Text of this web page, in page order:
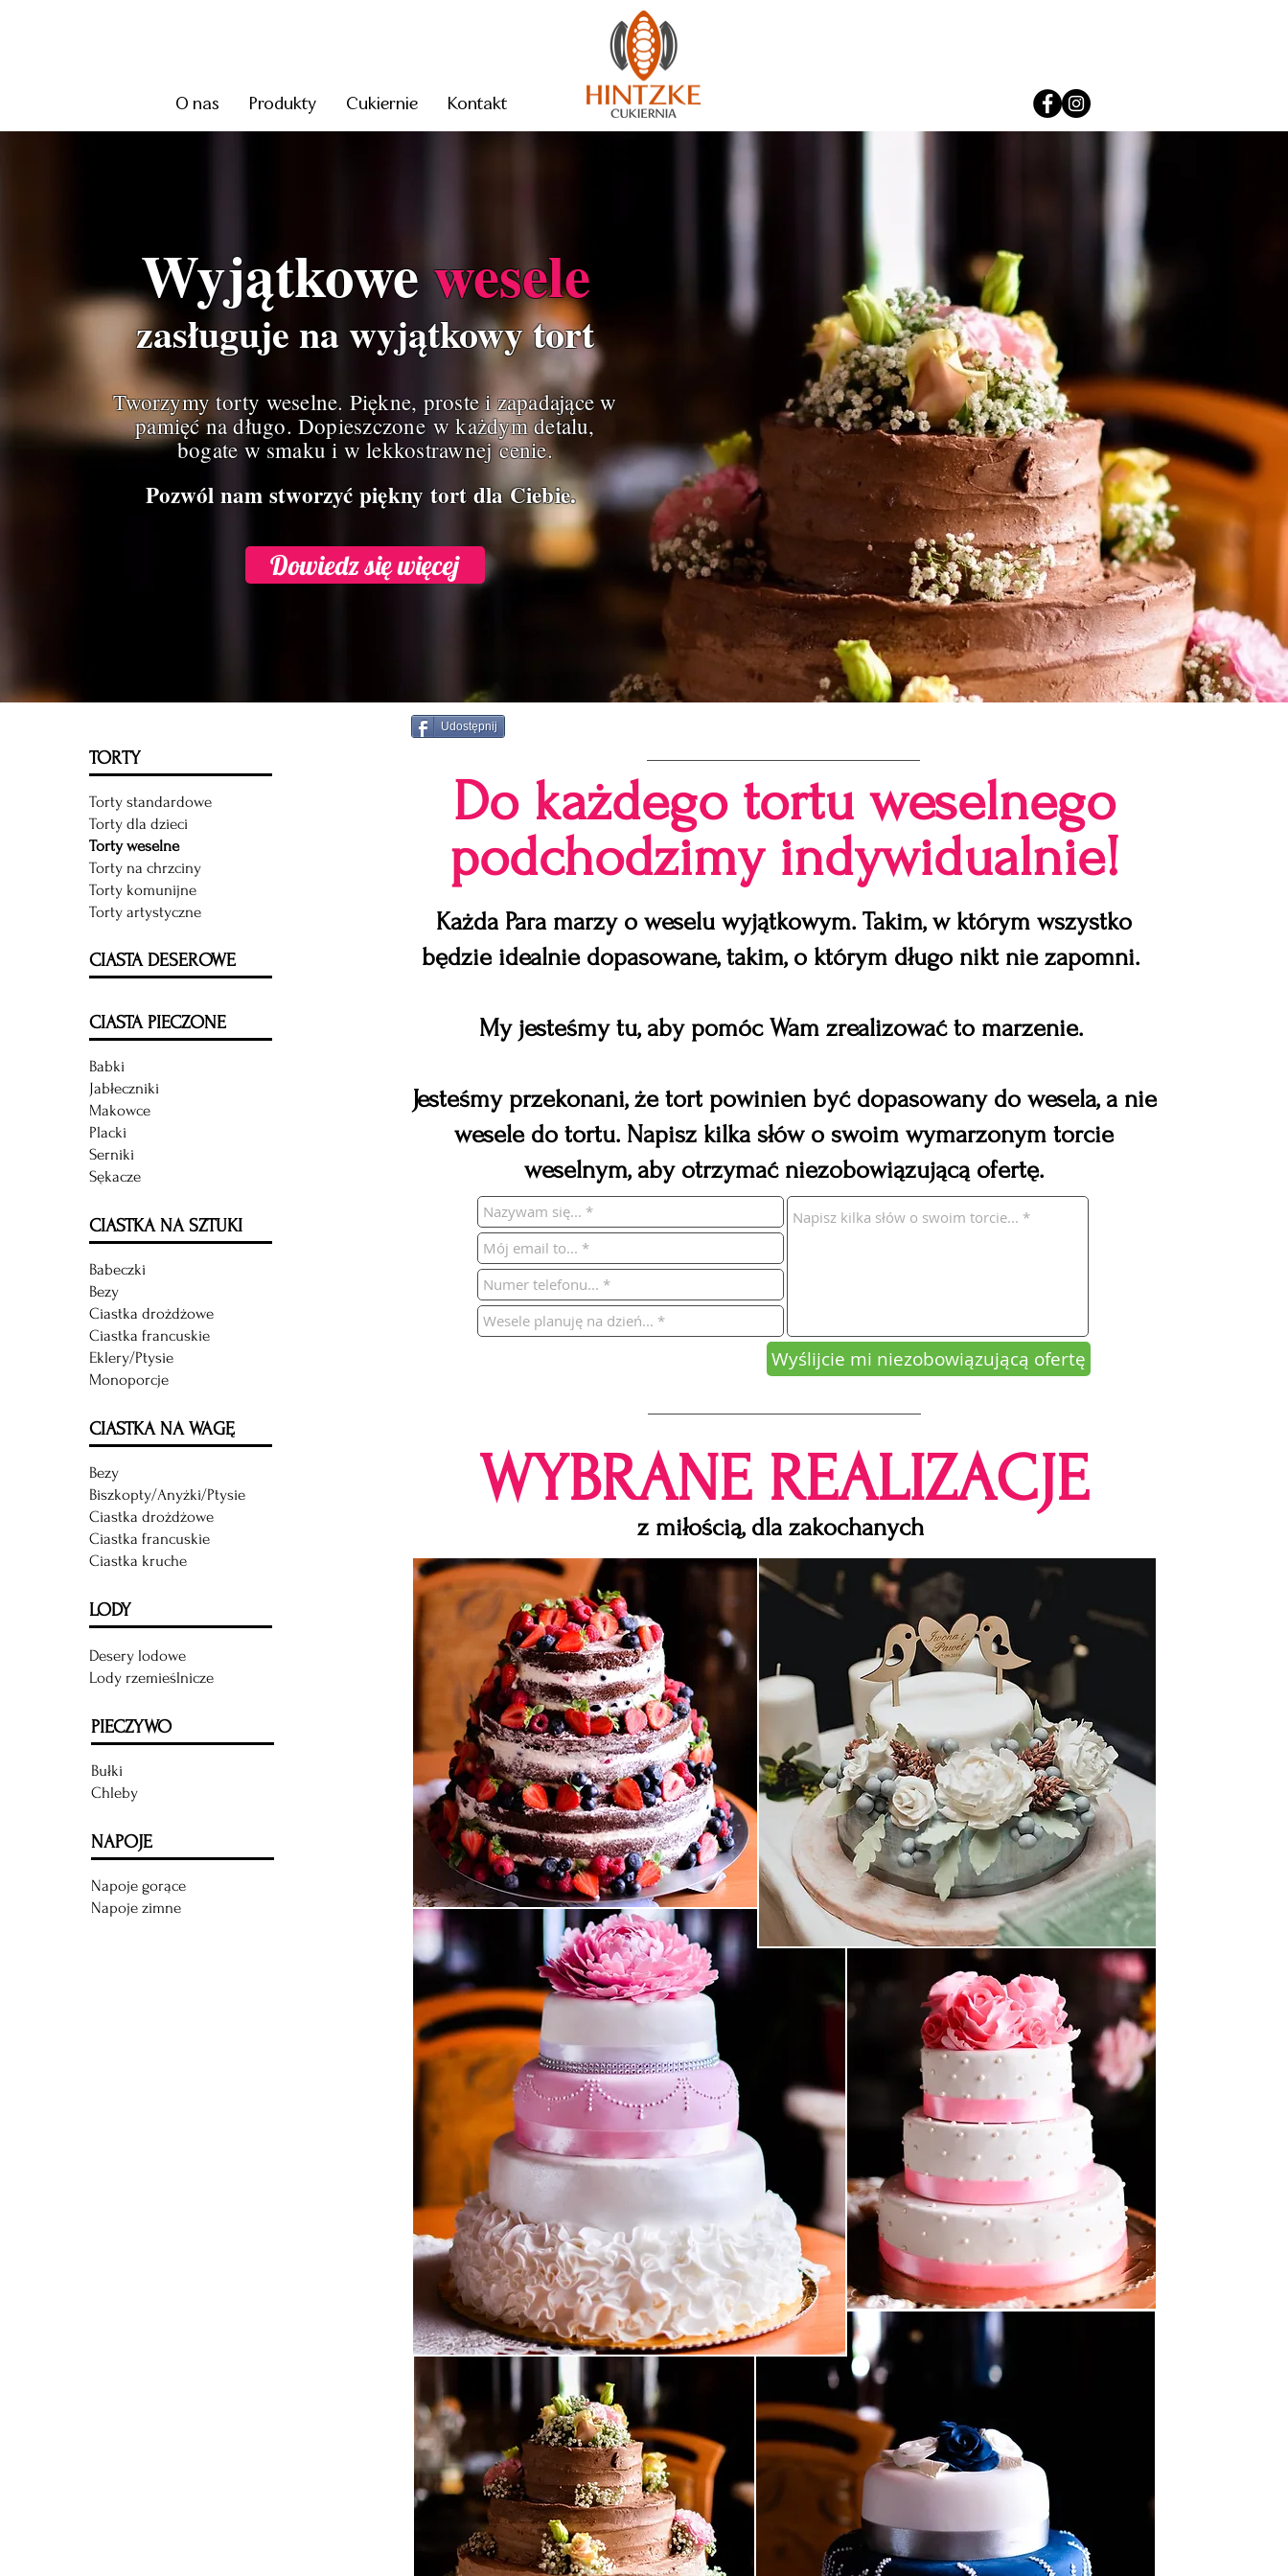
O nas Produkty Cukiernie Kontakt
TORTY
Torty standardowe
Torty dla dzieci
Torty weselne
Torty na chrzciny
Torty komunijne
Torty artystyczne
CIASTA DESEROWE
CIASTA PIECZONE
Babki
Jabłeczniki
Makowce
Placki
Serniki
Sękacze
CIASTKA NA SZTUKI
Babeczki
Bezy
Ciastka drożdżowe
Ciastka francuskie
Eklery/Ptysie
Monoporcje
CIASTKA NA WAGĘ
Bezy
Biszkopty/Anyżki/Ptysie
Ciastka drożdżowe
Ciastka francuskie
Ciastka kruche
LODY
Desery lodowe
Lody rzemieślnicze
PIECZYWO
Bułki
Chleby
NAPOJE
Napoje gorące
Napoje zimne
Udostępnij
Do każdego tortu weselnego
podchodzimy indywidualnie!
Każda Para marzy o weselu wyjątkowym. Takim, w którym wszystko
będzie idealnie dopasowane, takim, o którym długo nikt nie zapomni.
My jesteśmy tu, aby pomóc Wam zrealizować to marzenie.
Jesteśmy przekonani, że tort powinien być dopasowany do wesela, a nie
wesele do tortu. Napisz kilka słów o swoim wymarzonym torcie
weselnym, aby otrzymać niezobowiązującą ofertę.
Wyślijcie mi niezobowiązującą ofertę
WYBRANE REALIZACJE
z miłością, dla zakochanych
Wyjątkowewesele
zasługuje na wyjątkowy tort
Tworzymy torty weselne. Piękne, proste i zapadające w
pamięć na długo. Dopieszczone w każdym detalu,
bogate w smaku i w lekkostrawnej cenie.
Pozwól nam stworzyć piękny tort dla Ciebie.
Dowiedz się więcej